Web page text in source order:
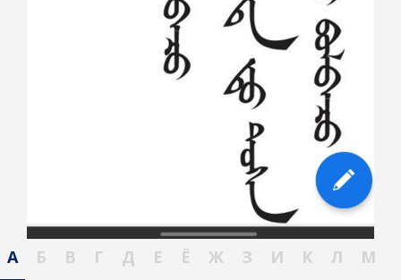
А Б В Г Д Е Ё Ж З И К Л
М